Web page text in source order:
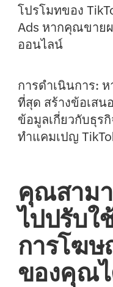
โปรโมทของ
Ads หากคุณขาย
ออนไลน์
การดำเนินการ: ห
ที่สุด สร้างข้อเสน
ข้อมูลเกี่ยวกับธุร
ทำแคมเปญ
คุณสาม
ไปปรับใ
การโฆ
ของคุณ